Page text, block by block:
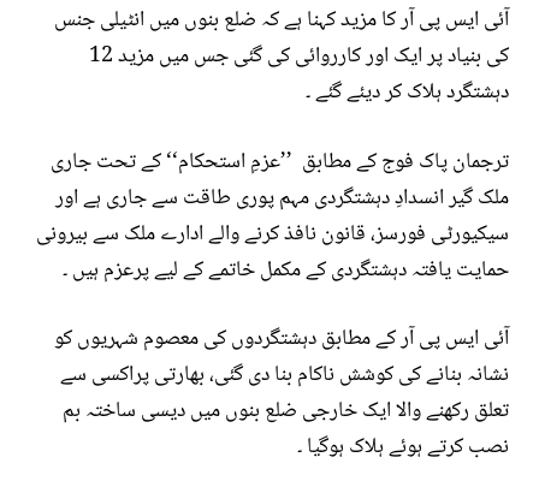
آئی ایس پی آر کا مزید کہنا ہے کہ ضلع بنوں میں انٹیلی جنس
کی بنیاد پر ایک اور کارروائی کی گئی جس میں مزید 12
دہشتگرد ہلاک کر دیئے گئے ۔
ترجمان پاک فوج کے مطابق ’’عزمِ استحکام‘‘ کے تحت جاری
ملک گیر انسدادِ دہشتگردی مہم پوری طاقت سے جاری ہے اور
سیکیورٹی فورسز، قانون نافذ کرنے والے ادارے ملک سے بیرونی
حمایت یافتہ دہشتگردی کے مکمل خاتمے کے لیے پرعزم ہیں ۔
آئی ایس پی آر کے مطابق دہشتگردوں کی معصوم شہریوں کو
نشانہ بنانے کی کوشش ناکام بنا دی گئی، بھارتی پراکسی سے
تعلق رکھنے والا ایک خارجی ضلع بنوں میں دیسی ساختہ بم
نصب کرتے ہوئے ہلاک ہوگیا ۔